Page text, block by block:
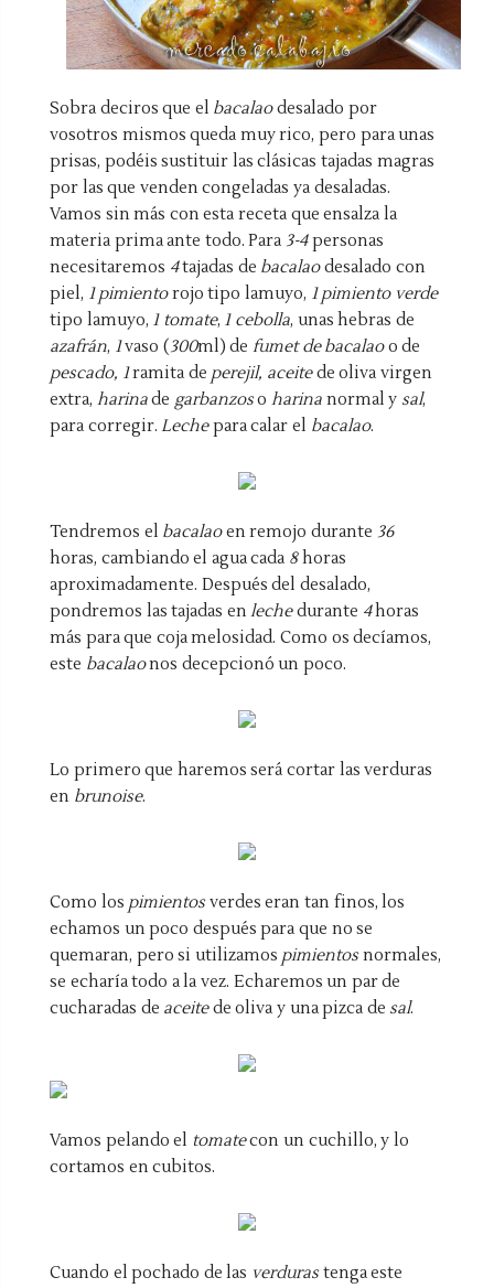
Sobra deciros que el bacalaodesalado por
vosotros mismos queda muy rico, pero para unas
prisas, podéis sustituir las clásicas tajadas magras
por las que venden congeladas ya desaladas.
Vamos sin más con esta receta que ensalza la
materia prima ante todo. Para 3-4personas
necesitaremos 4tajadas de bacalaodesalado con
piel, 1 pimientorojo tipo lamuyo, 1 pimiento verde
tipo lamuyo, 1 tomate, 1 cebolla, unas hebras de
azafrán, 1vaso (300ml) defumet de bacalaoo de
pescado, 1ramita de perejil, aceitede oliva virgen
extra, harinade garbanzosoharina normal y sal,
para corregir.Lechepara calar el bacalao.
Tendremos el bacalaoen remojo durante 36
horas, cambiando el agua cada 8horas
aproximadamente. Después del desalado,
pondremos las tajadas enlechedurante 4horas
más para que coja melosidad. Como os decíamos,
este bacalaonos decepcionó un poco.
Lo primero que haremos será cortar las verduras
en brunoise.
Como los pimientosverdes eran tan finos, los
echamos un poco después para que no se
quemaran, pero si utilizamos pimientosnormales,
se echaría todo a la vez. Echaremos un par de
cucharadas de aceitede oliva y una pizca de sal.
Vamos pelando el tomatecon un cuchillo, y lo
cortamos en cubitos.
Cuando el pochado de las verdurastenga este